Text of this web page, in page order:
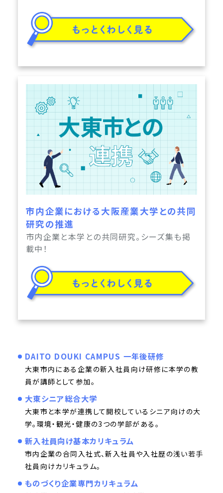
市内企業における大阪産業大学との共同
研究の推進
市内企業と本学との共同研究。シーズ集も掲
載中！
DAITO DOUKI CAMPUS 一年後研修
大東市内にある企業の新入社員向け研修に本学の教
員が講師として参加。
大東シニア総合大学
大東市と本学が連携して開校しているシニア向けの大
学。環境・観光・健康の3つの学部がある。
新入社員向け基本カリキュラム
市内企業の合同入社式、新入社員や入社歴の浅い若手
社員向けカリキュラム。
ものづくり企業専門カリキュラム